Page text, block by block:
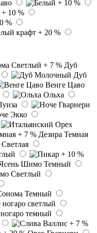
Дуб
Дуб
Венге Цаво
Ольха
Экко
Дезира Темная
Шимо Темный
Светлый
Темный
светлый
темный